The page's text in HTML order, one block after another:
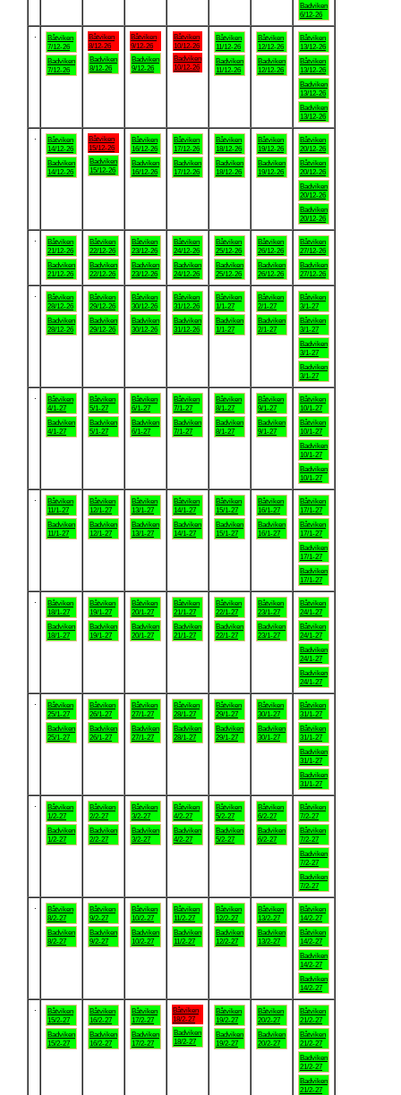
Badviken
6/12-26
Båtviken
7/12-26
Badviken
7/12-26
Båtviken
8/12-26
Badviken
8/12-26
Båtviken
9/12-26
Badviken
9/12-26
Båtviken
10/12-26
Badviken
10/12-26
Båtviken
11/12-26
Badviken
11/12-26
Båtviken
12/12-26
Badviken
12/12-26
Båtviken
13/12-26
Båtviken
13/12-26
Badviken
13/12-26
Badviken
13/12-26
Båtviken
14/12-26
Badviken
14/12-26
Båtviken
15/12-26
Badviken
15/12-26
Båtviken
16/12-26
Badviken
16/12-26
Båtviken
17/12-26
Badviken
17/12-26
Båtviken
18/12-26
Badviken
18/12-26
Båtviken
19/12-26
Badviken
19/12-26
Båtviken
20/12-26
Båtviken
20/12-26
Badviken
20/12-26
Badviken
20/12-26
Båtviken
21/12-26
Badviken
21/12-26
Båtviken
22/12-26
Badviken
22/12-26
Båtviken
23/12-26
Badviken
23/12-26
Båtviken
24/12-26
Badviken
24/12-26
Båtviken
25/12-26
Badviken
25/12-26
Båtviken
26/12-26
Badviken
26/12-26
Båtviken
27/12-26
Badviken
27/12-26
Båtviken
28/12-26
Badviken
28/12-26
Båtviken
29/12-26
Badviken
29/12-26
Båtviken
30/12-26
Badviken
30/12-26
Båtviken
31/12-26
Badviken
31/12-26
Båtviken
1/1-27
Badviken
1/1-27
Båtviken
2/1-27
Badviken
2/1-27
Båtviken
3/1-27
Båtviken
3/1-27
Badviken
3/1-27
Badviken
3/1-27
Båtviken
4/1-27
Badviken
4/1-27
Båtviken
5/1-27
Badviken
5/1-27
Båtviken
6/1-27
Badviken
6/1-27
Båtviken
7/1-27
Badviken
7/1-27
Båtviken
8/1-27
Badviken
8/1-27
Båtviken
9/1-27
Badviken
9/1-27
Båtviken
10/1-27
Båtviken
10/1-27
Badviken
10/1-27
Badviken
10/1-27
Båtviken
11/1-27
Badviken
11/1-27
Båtviken
12/1-27
Badviken
12/1-27
Båtviken
13/1-27
Badviken
13/1-27
Båtviken
14/1-27
Badviken
14/1-27
Båtviken
15/1-27
Badviken
15/1-27
Båtviken
16/1-27
Badviken
16/1-27
Båtviken
17/1-27
Båtviken
17/1-27
Badviken
17/1-27
Badviken
17/1-27
Båtviken
18/1-27
Badviken
18/1-27
Båtviken
19/1-27
Badviken
19/1-27
Båtviken
20/1-27
Badviken
20/1-27
Båtviken
21/1-27
Badviken
21/1-27
Båtviken
22/1-27
Badviken
22/1-27
Båtviken
23/1-27
Badviken
23/1-27
Båtviken
24/1-27
Båtviken
24/1-27
Badviken
24/1-27
Badviken
24/1-27
Båtviken
25/1-27
Badviken
25/1-27
Båtviken
26/1-27
Badviken
26/1-27
Båtviken
27/1-27
Badviken
27/1-27
Båtviken
28/1-27
Badviken
28/1-27
Båtviken
29/1-27
Badviken
29/1-27
Båtviken
30/1-27
Badviken
30/1-27
Båtviken
31/1-27
Båtviken
31/1-27
Badviken
31/1-27
Badviken
31/1-27
Båtviken
1/2-27
Badviken
1/2-27
Båtviken
2/2-27
Badviken
2/2-27
Båtviken
3/2-27
Badviken
3/2-27
Båtviken
4/2-27
Badviken
4/2-27
Båtviken
5/2-27
Badviken
5/2-27
Båtviken
6/2-27
Badviken
6/2-27
Båtviken
7/2-27
Båtviken
7/2-27
Badviken
7/2-27
Badviken
7/2-27
Båtviken
8/2-27
Badviken
8/2-27
Båtviken
9/2-27
Badviken
9/2-27
Båtviken
10/2-27
Badviken
10/2-27
Båtviken
11/2-27
Badviken
11/2-27
Båtviken
12/2-27
Badviken
12/2-27
Båtviken
13/2-27
Badviken
13/2-27
Båtviken
14/2-27
Båtviken
14/2-27
Badviken
14/2-27
Badviken
14/2-27
Båtviken
15/2-27
Badviken
15/2-27
Båtviken
16/2-27
Badviken
16/2-27
Båtviken
17/2-27
Badviken
17/2-27
Båtviken
18/2-27
Badviken
18/2-27
Båtviken
19/2-27
Badviken
19/2-27
Båtviken
20/2-27
Badviken
20/2-27
Båtviken
21/2-27
Båtviken
21/2-27
Badviken
21/2-27
Badviken
21/2-27